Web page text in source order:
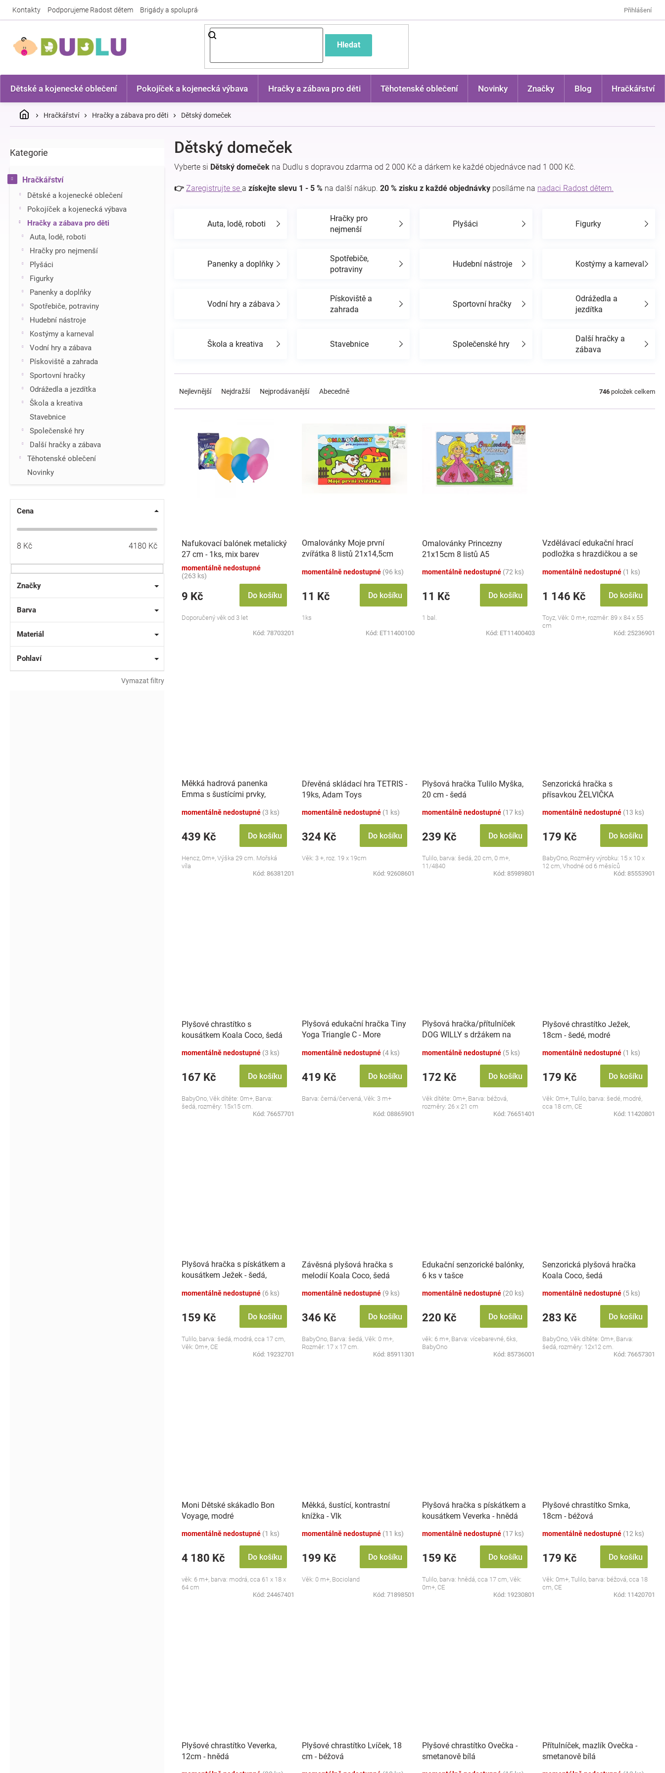
Kontakty Podporujeme Radost dětem Brigády a spolupráce Přihlášení
Hledat
Dětské a kojenecké oblečení Pokojíček a kojenecká výbava Hračky a zábava pro děti Těhotenské oblečení Novinky Značky Blog Hračkářství
DomůHračkářství Hračky a zábava pro děti Dětský domeček
o
t
r
Přeskočit
Kategorie
Hračkářství
Dětské a kojenecké oblečení
Pokojíček a kojenecká výbava
Hračky a zábava pro děti
Auta, lodě, roboti
Hračky pro nejmenší
Plyšáci
Figurky
Panenky a doplňky
Spotřebiče, potraviny
Hudební nástroje
Kostýmy a karneval
Vodní hry a zábava
Pískoviště a zahrada
Sportovní hračky
Odrážedla a jezdítka
Škola a kreativa
Stavebnice
Společenské hry
Další hračky a zábava
Těhotenské oblečení
Novinky
Cena
8 Kč 4180 Kč
Značky
Barva
Materiál
Pohlaví
Vymazat filtry
Dětský domeček
Vyberte si Dětský domeček na Dudlu s dopravou zdarma od 2 000 Kč a dárkem ke každé objednávce nad 1 000 Kč.
👉 Zaregistrujte se a získejte slevu 1 - 5 % na další nákup. 20 % zisku z každé objednávky posíláme na nadaci Radost dětem.
Auta, lodě, roboti
Hračky pro
nejmenší
Plyšáci Figurky
Panenky a doplňky
Spotřebiče,
potraviny
Hudební nástroje Kostýmy a karneval
Vodní hry a zábava
Pískoviště a
zahrada
Sportovní hračky
Odrážedla a
jezdítka
Škola a kreativa Stavebnice Společenské hry
Další hračky a
zábava
e
Nejlevnější Nejdražší Nejprodávanější Abecedně 746 položek celkem
Nafukovací balónek metalický
27 cm - 1ks, mix barev
momentálně nedostupné
(263 ks)
9 Kč Do košíku
Doporučený věk od 3 let
Kód: 78703201
Omalovánky Moje první
zvířátka 8 listů 21x14,5cm
momentálně nedostupné (96 ks)
11 Kč Do košíku
1ks
Kód: ET11400100
Omalovánky Princezny
21x15cm 8 listů A5
momentálně nedostupné (72 ks)
11 Kč Do košíku
1 bal.
Kód: ET11400403
Vzdělávací edukační hrací
podložka s hrazdičkou a se
momentálně nedostupné (1 ks)
1 146 Kč Do košíku
Toyz, Věk: 0 m+, rozměr: 89 x 84 x 55
cm
Kód: 25236901
Měkká hadrová panenka
Emma s šustícími prvky,
momentálně nedostupné (3 ks)
439 Kč Do košíku
Hencz, 0m+, Výška 29 cm. Mořská
víla
Kód: 86381201
Dřevěná skládací hra TETRIS -
19ks, Adam Toys
momentálně nedostupné (1 ks)
324 Kč Do košíku
Věk: 3 +, roz. 19 x 19cm
Kód: 92608601
Plyšová hračka Tulilo Myška,
20 cm - šedá
momentálně nedostupné (17 ks)
239 Kč Do košíku
Tulilo, barva: šedá, 20 cm, 0 m+,
11/4840
Kód: 85989801
Senzorická hračka s
přísavkou ŽELVIČKA
momentálně nedostupné (13 ks)
179 Kč Do košíku
BabyOno, Rozměry výrobku: 15 x 10 x
12 cm, Vhodné od 6 měsíců
Kód: 85553901
Plyšové chrastítko s
kousátkem Koala Coco, šedá
momentálně nedostupné (3 ks)
167 Kč Do košíku
BabyOno, Věk dítěte: 0m+, Barva:
šedá, rozměry: 15x15 cm.
Kód: 76657701
Plyšová edukační hračka Tiny
Yoga Triangle C - More
BabyOno
momentálně nedostupné (4 ks)
419 Kč Do košíku
Barva: černá/červená, Věk: 3 m+
Kód: 08865901
Plyšová hračka/přítulníček
DOG WILLY s držákem na
momentálně nedostupné (5 ks)
172 Kč Do košíku
Věk dítěte: 0m+, Barva: béžová,
rozměry: 26 x 21 cm
Kód: 76651401
Plyšové chrastítko Ježek,
18cm - šedé, modré
momentálně nedostupné (1 ks)
179 Kč Do košíku
Věk: 0m+, Tulilo, barva: šedé, modré,
cca 18 cm, CE
Kód: 11420801
Plyšová hračka s pískátkem a
kousátkem Ježek - šedá,
momentálně nedostupné (6 ks)
159 Kč Do košíku
Tulilo, barva: šedá, modrá, cca 17 cm,
Věk: 0m+, CE
Kód: 19232701
Závěsná plyšová hračka s
melodií Koala Coco, šedá
momentálně nedostupné (9 ks)
346 Kč Do košíku
BabyOno, Barva: šedá, Věk: 0 m+,
Rozměr: 17 x 17 cm.
Kód: 85911301
Edukační senzorické balónky,
6 ks v tašce
momentálně nedostupné (20 ks)
220 Kč Do košíku
věk: 6 m+, Barva: vícebarevné, 6ks,
BabyOno
Kód: 85736001
Senzorická plyšová hračka
Koala Coco, šedá
momentálně nedostupné (5 ks)
283 Kč Do košíku
BabyOno, Věk dítěte: 0m+, Barva:
šedá, rozměry: 12x12 cm.
Kód: 76657301
Moni Dětské skákadlo Bon
Voyage, modré
momentálně nedostupné (1 ks)
4 180 Kč Do košíku
věk: 6 m+, barva: modrá, cca 61 x 18 x
64 cm
Kód: 24467401
Měkká, šustící, kontrastní
knížka - Vlk
momentálně nedostupné (11 ks)
199 Kč Do košíku
Věk: 0 m+, Bocioland
Kód: 71898501
Plyšová hračka s pískátkem a
kousátkem Veverka - hnědá
momentálně nedostupné (17 ks)
159 Kč Do košíku
Tulilo, barva: hnědá, cca 17 cm, Věk:
0m+, CE
Kód: 19230801
Plyšové chrastítko Srnka,
18cm - béžová
momentálně nedostupné (12 ks)
179 Kč Do košíku
Věk: 0m+, Tulilo, barva: béžová, cca 18
cm, CE
Kód: 11420701
Plyšové chrastítko Veverka,
12cm - hnědá
Plyšové chrastítko Lvíček, 18
cm - béžová
Plyšové chrastítko Ovečka -
smetanově bílá
Přítulníček, mazlík Ovečka -
smetanově bílá